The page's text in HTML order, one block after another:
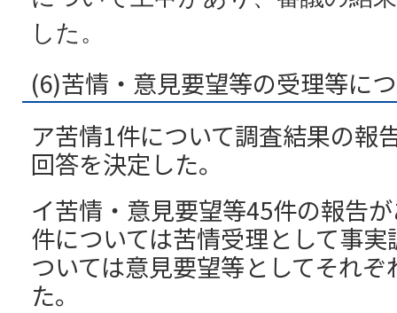
した。
(6)苦情・意見要望等の受理等に
ア苦情1件について調査結果の報
回答を決定した。
イ苦情・意見要望等45件の報告
件については苦情受理として事
ついては意見要望等としてそれ
た。